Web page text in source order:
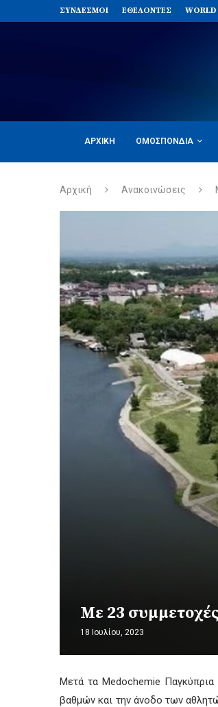
ΣΥΝΔΈΣΜΟΙ ΕΘΕΛΟΝΤΈΣ WORLD
ΑΡΧΙΚΉ ΟΜΟΣΠΟΝΔΊΑ
Αρχική Ανακοινώσεις
Με 23
18 Ιουλίου, 2023
Μετά τα Medochemie Παγκύπρια
βαθμών και την άνοδο των